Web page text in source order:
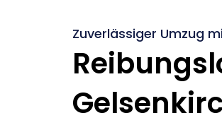
Zuverlässiger Umzug